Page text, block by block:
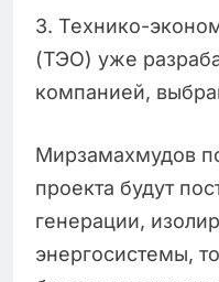
3. Технико-
(ТЭО) уже
компанией,
Мирзамахмудов
проекта будут
генерации,
энергосистемы,